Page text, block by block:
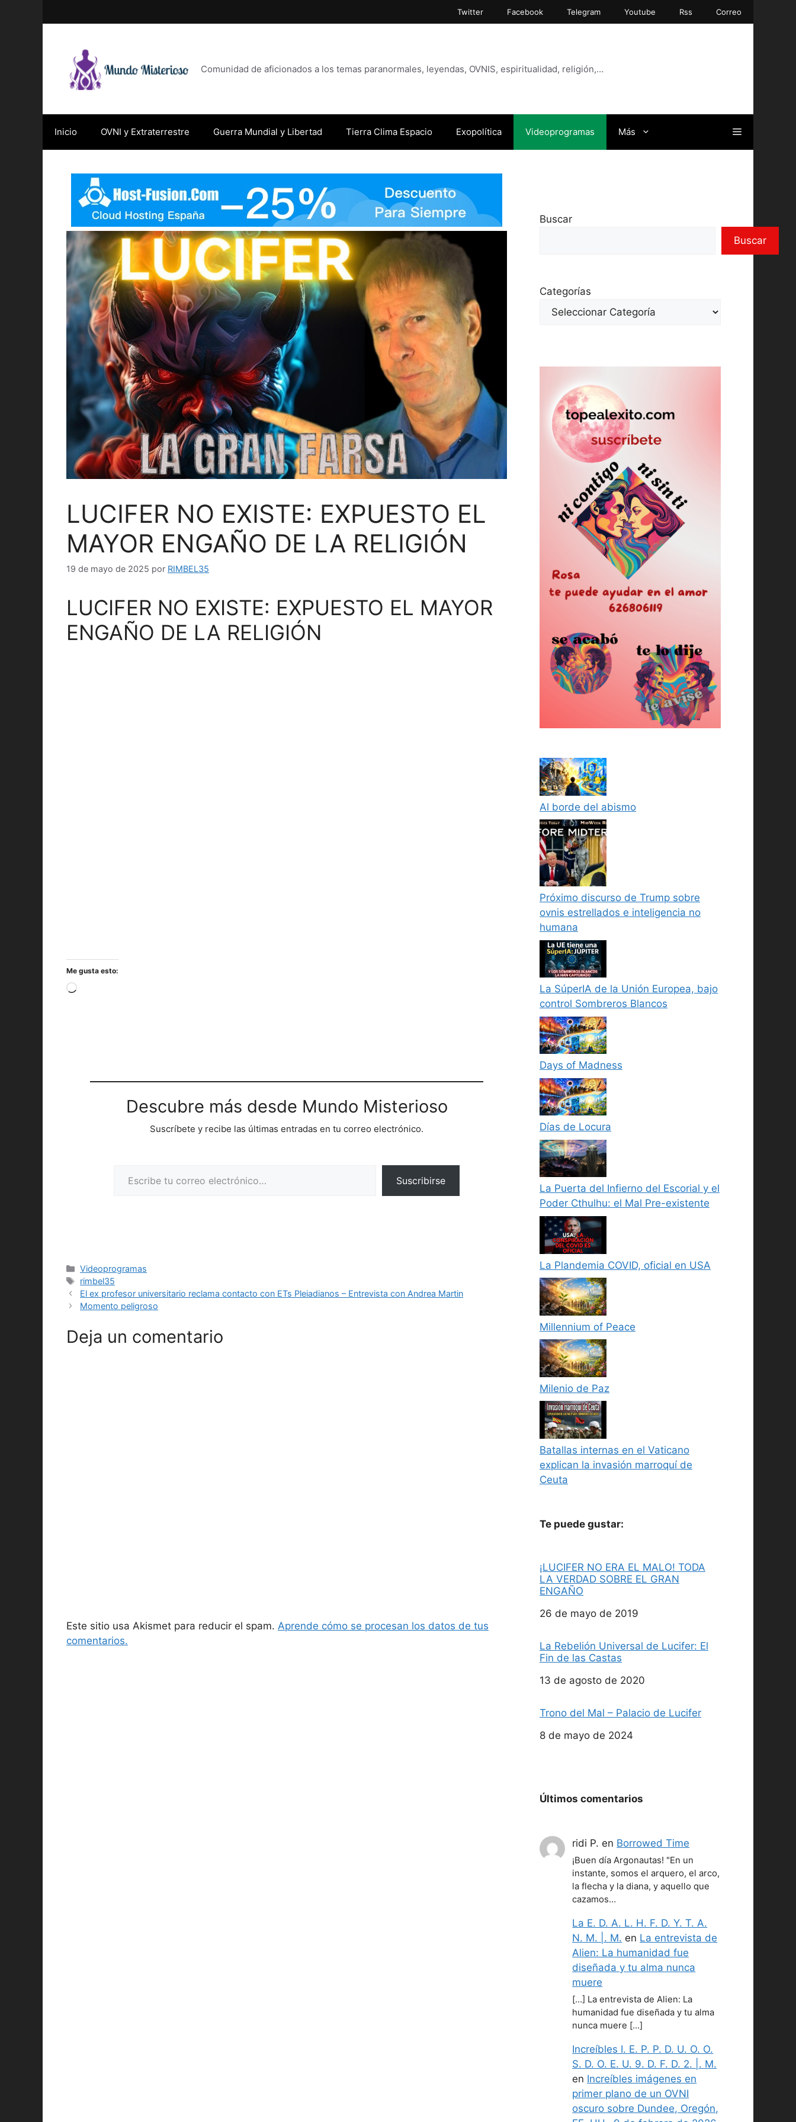
Twitter Facebook Telegram Youtube Rss Correo
Comunidad de aficionados a los temas paranormales, leyendas, OVNIS, espiritualidad, religión,…
Inicio OVNI y Extraterrestre Guerra Mundial y Libertad Tierra Clima Espacio Exopolítica Videoprogramas Más
LUCIFER NO EXISTE: EXPUESTO EL
MAYOR ENGAÑO DE LA RELIGIÓN
19 de mayo de 2025 por RIMBEL35
LUCIFER NO EXISTE: EXPUESTO EL MAYOR
ENGAÑO DE LA RELIGIÓN
Me gusta esto:
Cargando...
Descubre más desde Mundo Misterioso
Suscríbete y recibe las últimas entradas en tu correo electrónico.
Suscribirse
Categorías
Videoprogramas
Etiquetas
rimbel35
El ex profesor universitario reclama contacto con ETs Pleiadianos – Entrevista con Andrea Martin
Momento peligroso
Deja un comentario
Este sitio usa Akismet para reducir el spam. Aprende cómo se procesan los datos de tus
comentarios.
Buscar
Buscar
Categorías
Al borde del abismo
Próximo discurso de Trump sobre
ovnis estrellados e inteligencia no
humana
La SúperIA de la Unión Europea, bajo
control Sombreros Blancos
Days of Madness
Días de Locura
La Puerta del Infierno del Escorial y el
Poder Cthulhu: el Mal Pre-existente
La Plandemia COVID, oficial en USA
Millennium of Peace
Milenio de Paz
Batallas internas en el Vaticano
explican la invasión marroquí de
Ceuta
Te puede gustar:
¡LUCIFER NO ERA EL MALO! TODA
LA VERDAD SOBRE EL GRAN
ENGAÑO
Fecha
26 de mayo de 2019
La Rebelión Universal de Lucifer: El
Fin de las Castas
Fecha
13 de agosto de 2020
Trono del Mal – Palacio de Lucifer
Fecha
8 de mayo de 2024
Últimos comentarios
ridi P. en Borrowed Time
¡Buen día Argonautas! "En un
instante, somos el arquero, el arco,
la flecha y la diana, y aquello que
cazamos…
La E. D. A. L. H. F. D. Y. T. A.
N. M. |. M. en La entrevista de
Alien: La humanidad fue
diseñada y tu alma nunca
muere
[…] La entrevista de Alien: La
humanidad fue diseñada y tu alma
nunca muere […]
Increíbles I. E. P. P. D. U. O. O.
S. D. O. E. U. 9. D. F. D. 2. |. M.
en Increíbles imágenes en
primer plano de un OVNI
oscuro sobre Dundee, Oregón,